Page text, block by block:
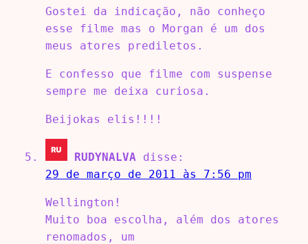
Gostei da indicação, não conheço
esse filme mas o Morgan é um dos
meus atores prediletos.
E confesso que filme com suspense
sempre me deixa curiosa.
Beijokas elis!!!!
RUDYNALVA
disse:
29 de março de 2011 às 7:56 pm
Wellington!
Muito boa escolha, além dos atores
renomados, um